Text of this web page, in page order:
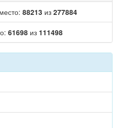
88213 из 277884
61698 из 111498